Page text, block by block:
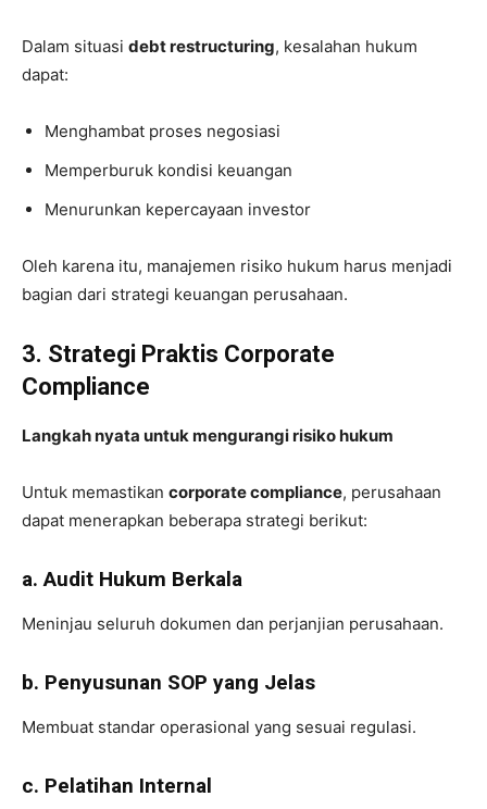
Dalam situasi debt restructuring, kesalahan hukum
dapat:
Menghambat proses negosiasi
Memperburuk kondisi keuangan
Menurunkan kepercayaan investor
Oleh karena itu, manajemen risiko hukum harus menjadi
bagian dari strategi keuangan perusahaan.
3. Strategi Praktis Corporate
Compliance
Langkah nyata untuk mengurangi risiko hukum
Untuk memastikan corporate compliance, perusahaan
dapat menerapkan beberapa strategi berikut:
a. Audit Hukum Berkala
Meninjau seluruh dokumen dan perjanjian perusahaan.
b. Penyusunan SOP yang Jelas
Membuat standar operasional yang sesuai regulasi.
c. Pelatihan Internal